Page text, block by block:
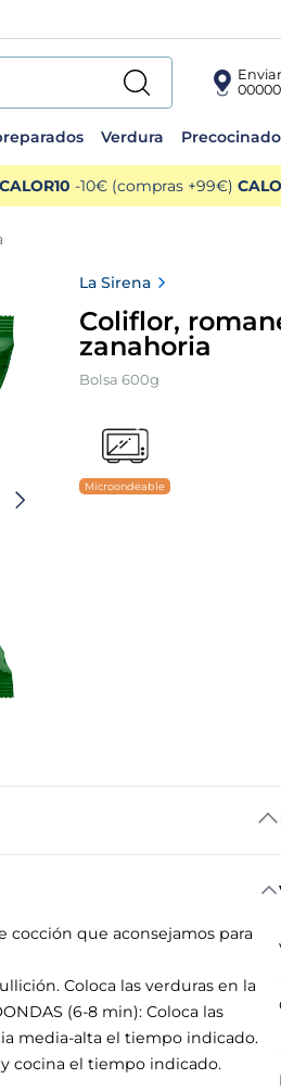
00000
Verdura
CALOR10 -10€ (compras +99€)
La Sirena
Coliflor,
zanahoria
Bolsa 600g
Microondeable
que aconsejamos para
Coloca las verduras en la
(6-8 min): Coloca las
media-alta el tiempo indicado.
cocina el tiempo indicado.